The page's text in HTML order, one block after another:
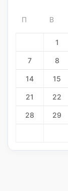
П В
1
7 8
14 15
21 22
28 29